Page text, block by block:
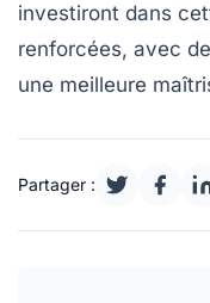
investiront dans
renforcées, avec
une meilleure
Partager :